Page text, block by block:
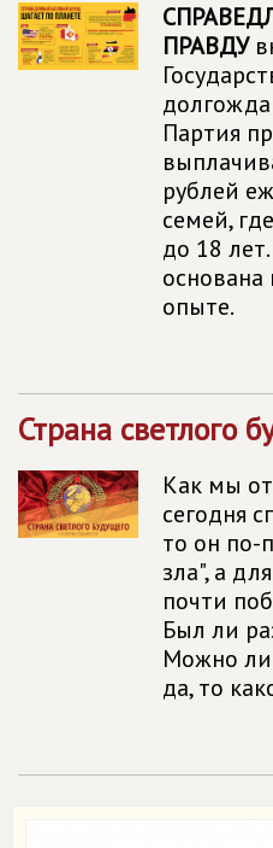
ПРАВДУ
Партия
рублей
семей,
до 18
опыте.
Страна светлого
Как мы
сегодня
то он по-
зла", а
почти
Был ли
Можно ли
да, то